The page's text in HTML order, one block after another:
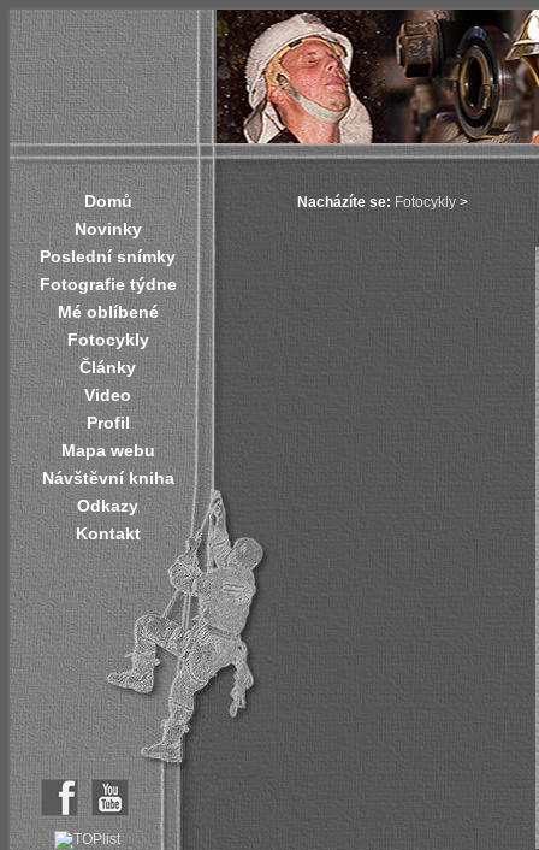
Domů
Novinky
Poslední snímky
Fotografie týdne
Mé oblíbené
Fotocykly
Články
Video
Profil
Mapa webu
Návštěvní kniha
Odkazy
Kontakt
Nacházíte se: Fotocykly >